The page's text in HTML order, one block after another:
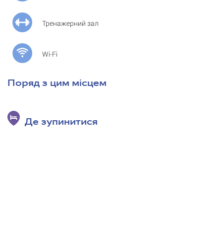
Тренажерний зал
Wi-Fi
Поряд з цим місцем
Де зупинитися